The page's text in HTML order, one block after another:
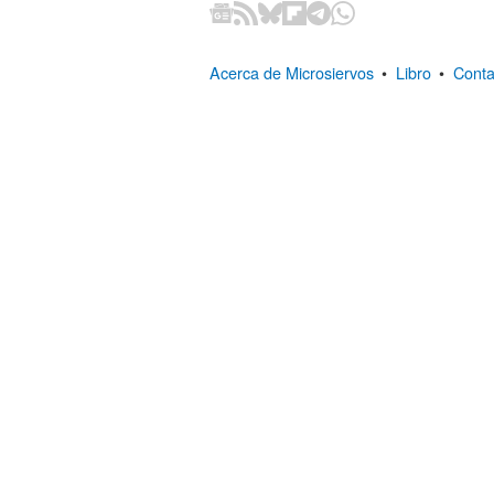
Acerca de Microsiervos • Libro •